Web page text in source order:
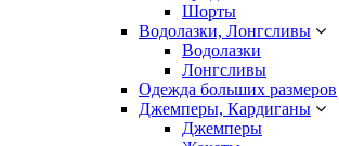
Шорты
Водолазки, Лонгсливы
Водолазки
Лонгсливы
Одежда больших размеров
Джемперы, Кардиганы
Джемперы